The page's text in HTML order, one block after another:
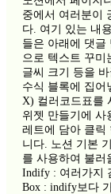
중에서 여러분이
다. 여기 있는 내
들은 아래에 댓글
으로 텍스트 꾸미
글씨 크기 등을
수식 블록에 집어
X) 컬러코드표를
위젯 만들기에 사
레트에 담아 클릭
니다. 노션 기본
를 사용하여 불러
Indify : 여러가지
Box : indify보다